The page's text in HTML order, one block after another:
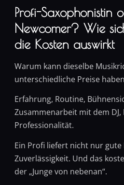
Profi-Saxophonistin
Newcomer? Wie
die Kosten auswirkt
Warum kann dieselbe
unterschiedliche Preise
Erfahrung, Routine,
Zusammenarbeit mit dem
Professionalität.
Ein Profi liefert nicht nur gute
Zuverlässigkeit. Und das
der „Junge von nebenan“.